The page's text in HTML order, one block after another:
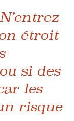
étroit
si des
les
risque